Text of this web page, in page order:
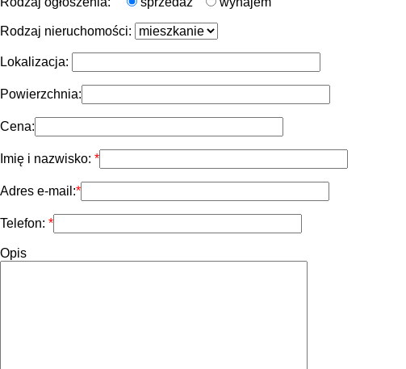
Rodzaj nieruchomości:
Lokalizacja:
Powierzchnia:
Cena:
Imię i nazwisko:
Adres e-mail:
Telefon:
Opis